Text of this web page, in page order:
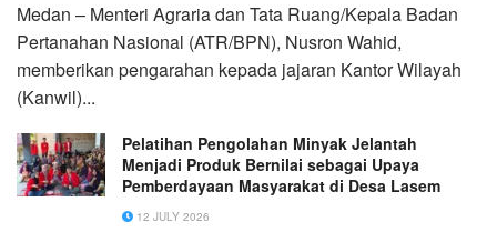
Medan – Menteri Agraria dan Tata Ruang/Kepala Badan
Pertanahan Nasional (ATR/BPN), Nusron Wahid,
memberikan pengarahan kepada jajaran Kantor Wilayah
(Kanwil)...
Pelatihan Pengolahan Minyak Jelantah
Menjadi Produk Bernilai sebagai Upaya
Pemberdayaan Masyarakat di Desa Lasem
12 JULY 2026